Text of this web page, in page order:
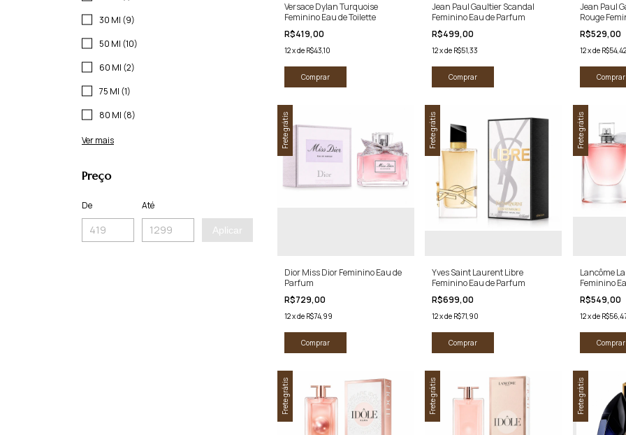
30 Ml (9)
50 Ml (10)
60 Ml (2)
75 Ml (1)
80 Ml (8)
Ver mais
Preço
De Até
Aplicar
Versace Dylan Turquoise
Feminino Eau de Toilette
R$419,00
12xde R$43,10
Comprar
Jean Paul Gaultier Scandal
Feminino Eau de Parfum
R$499,00
12xde R$51,33
Comprar
Jean Paul
Rouge
R$529,00
12xde R$54,42
Comprar
Frete grátis
Dior Miss Dior Feminino Eau de
Parfum
R$729,00
12xde R$74,99
Comprar
Frete grátis
Yves Saint Laurent Libre
Feminino Eau de Parfum
R$699,00
12xde R$71,90
Comprar
Frete grátis
Lancôme
Feminino
R$549,00
12xde
Comprar
Frete grátis Frete grátis Frete grátis